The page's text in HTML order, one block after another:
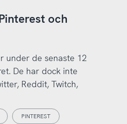
och
under de senaste 12
De har dock inte
Reddit, Twitch,
PINTEREST